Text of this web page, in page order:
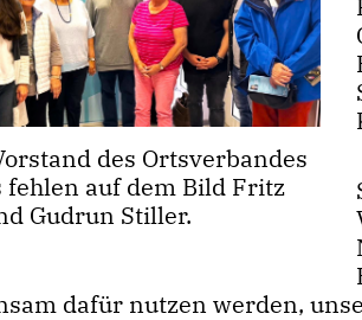
des Ortsverbandes
fehlen auf dem Bild Fritz
Gudrun Stiller.
dafür nutzen werden,